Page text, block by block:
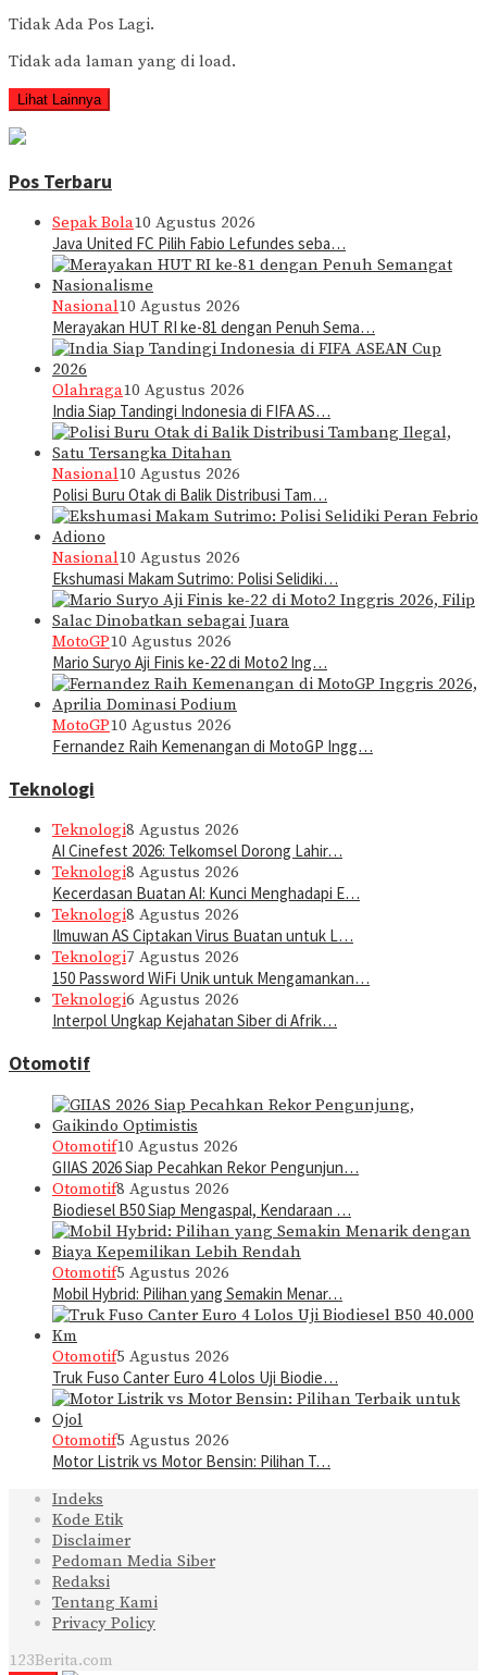
Tidak Ada Pos Lagi.
Tidak ada laman yang di load.
Lihat Lainnya
Pos Terbaru
Sepak Bola10 Agustus 2026
Java United FC Pilih Fabio Lefundes seba…
Nasional10 Agustus 2026
Merayakan HUT RI ke-81 dengan Penuh Sema…
Olahraga10 Agustus 2026
India Siap Tandingi Indonesia di FIFA AS…
Nasional10 Agustus 2026
Polisi Buru Otak di Balik Distribusi Tam…
Nasional10 Agustus 2026
Ekshumasi Makam Sutrimo: Polisi Selidiki…
MotoGP10 Agustus 2026
Mario Suryo Aji Finis ke-22 di Moto2 Ing…
MotoGP10 Agustus 2026
Fernandez Raih Kemenangan di MotoGP Ingg…
Teknologi
Teknologi8 Agustus 2026
AI Cinefest 2026: Telkomsel Dorong Lahir…
Teknologi8 Agustus 2026
Kecerdasan Buatan AI: Kunci Menghadapi E…
Teknologi8 Agustus 2026
Ilmuwan AS Ciptakan Virus Buatan untuk L…
Teknologi7 Agustus 2026
150 Password WiFi Unik untuk Mengamankan…
Teknologi6 Agustus 2026
Interpol Ungkap Kejahatan Siber di Afrik…
Otomotif
Otomotif10 Agustus 2026
GIIAS 2026 Siap Pecahkan Rekor Pengunjun…
Otomotif8 Agustus 2026
Biodiesel B50 Siap Mengaspal, Kendaraan …
Otomotif5 Agustus 2026
Mobil Hybrid: Pilihan yang Semakin Menar…
Otomotif5 Agustus 2026
Truk Fuso Canter Euro 4 Lolos Uji Biodie…
Otomotif5 Agustus 2026
Motor Listrik vs Motor Bensin: Pilihan T…
Indeks
Kode Etik
Disclaimer
Pedoman Media Siber
Redaksi
Tentang Kami
Privacy Policy
123Berita.com